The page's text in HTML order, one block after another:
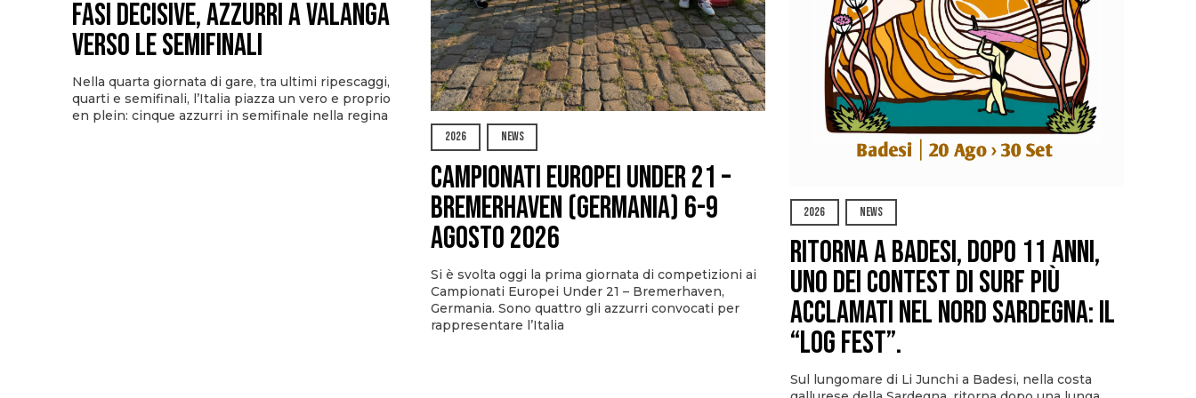
fasi decisive, azzurri a valanga
verso le semifinali
Nella quarta giornata di gare, tra ultimi ripescaggi,
quarti e semifinali, l’Italia piazza un vero e proprio
en plein: cinque azzurri in semifinale nella regina
2026
NEWS
Campionati Europei Under 21 –
Bremerhaven (Germania) 6-9
agosto 2026
Si è svolta oggi la prima giornata di competizioni ai
Campionati Europei Under 21 – Bremerhaven,
Germania. Sono quattro gli azzurri convocati per
rappresentare l’Italia
2026 NEWS
Ritorna a Badesi, dopo 11 anni,
uno dei contest di surf più
acclamati nel nord Sardegna: il
“Log Fest”.
Sul lungomare di Li Junchi a Badesi, nella costa